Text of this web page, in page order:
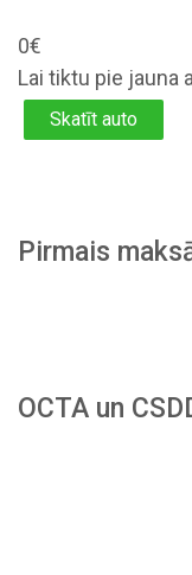
0€
Lai tiktu pie jauna
Skatīt auto
Pirmais
OCTA un